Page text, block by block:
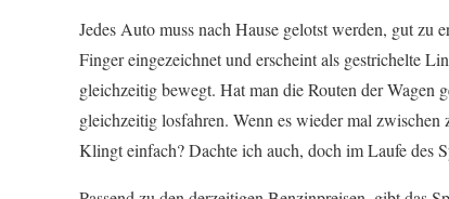
Jedes Auto muss nach Hause gelotst werden, gut
Finger eingezeichnet und erscheint als gestrichelte
gleichzeitig bewegt. Hat man die Routen der
gleichzeitig losfahren. Wenn es wieder mal
Klingt einfach? Dachte ich auch, doch im Laufe des